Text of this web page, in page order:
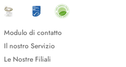
Modulo di contatto
Il nostro Servizio
Le Nostre Filiali